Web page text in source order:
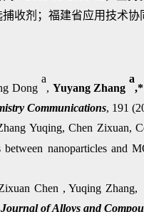
收剂；福建省应用技术协
Dong
a
, Yuyang Zhang
a
,*
Communications, 191
Yuqing, Chen Zixuan,
nanoparticles and
Chen , Yuqing Zhang,
Journal of Alloys and